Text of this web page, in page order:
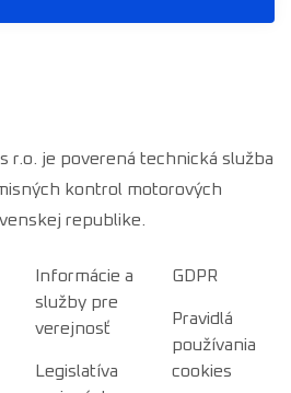
r.o. je poverená technická služba
kontrol motorových
republike.
Informácie a
služby pre
verejnosť
Legislatíva
GDPR
Pravidlá
používania
cookies